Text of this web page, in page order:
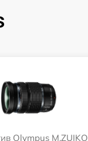
Olympus M.ZUIKO